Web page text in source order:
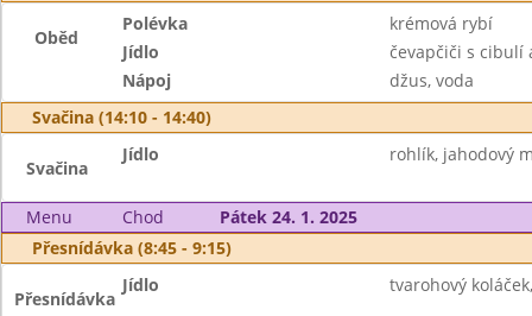
Oběd
Polévka
krémová rybí
Jídlo
čevapčiči s cibulí
Nápoj
džus, voda
Svačina (14:10 - 14:40)
Svačina
Jídlo rohlík, jahodový
Menu Chod
Pátek 24. 1. 2025
Přesnídávka (8:45 - 9:15)
Přesnídávka
Jídlo tvarohový